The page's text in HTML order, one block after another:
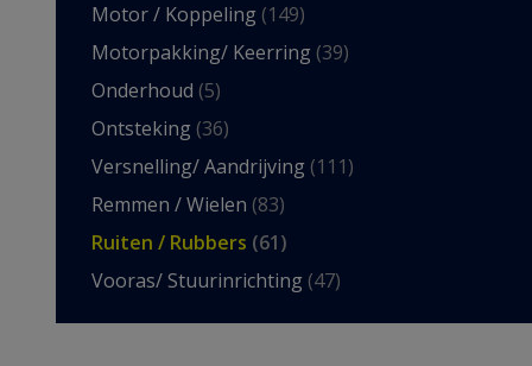
Motor / Koppeling (149)
Motorpakking/ Keerring (39)
Onderhoud (5)
Ontsteking (36)
Versnelling/ Aandrijving (111)
Remmen / Wielen (83)
Ruiten / Rubbers (61)
Vooras/ Stuurinrichting (47)